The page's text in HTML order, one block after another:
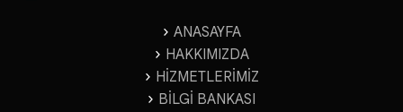
ANASAYFA
HAKKIMIZDA
HİZMETLERİMİZ
BİLGİ BANKASI